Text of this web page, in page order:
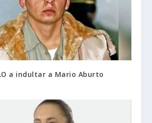
a indultar a Mario Aburto